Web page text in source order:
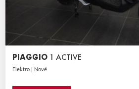
PIAGGIO 1 ACTIVE
Elektro | Nové